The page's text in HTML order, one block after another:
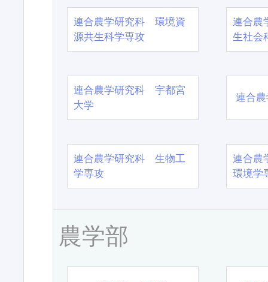
連合農学研究科 環境資
源共生科学専攻
連合農
生社会
連合農学研究科 宇都宮
大学
連合
連合農学研究科 生物工
学専攻
連合農
環境学
農学部